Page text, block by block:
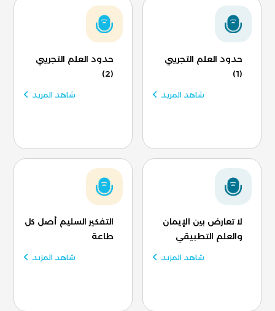
حدود العلم التجريبي
(1)
شاهد المزيد
حدود العلم التجريبي
(2)
شاهد المزيد
لا تعارض بين الإيمان
والعلم التطبيقي
شاهد المزيد
التفكير السليم أصل كل
طاعة
شاهد المزيد